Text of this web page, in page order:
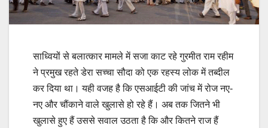
साध्वियों से बलात्कार मामले में सजा काट रहे गुरमीत राम रहीम
ने प्रमुख रहते डेरा सच्चा सौदा को एक रहस्य लोक में तब्दील
कर दिया था। यही वजह है कि एसआईटी की जांच में रोज नए-
नए और चौंकाने वाले खुलासे हो रहे हैं। अब तक जितने भी
खुलासे हुए हैं उससे सवाल उठता है कि और कितने राज हैं